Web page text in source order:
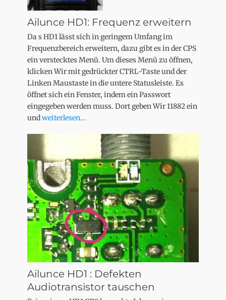
Ailunce HD1: Frequenz erweitern
Da s HD1 lässt sich in geringem Umfang im
Frequenzbereich erweitern, dazu gibt es in der CPS
ein verstecktes Menü. Um dieses Menü zu öffnen,
klicken Wir mit gedrückter CTRL-Taste und der
Linken Maustaste in die untere Statusleiste. Es
öffnet sich ein Fenster, indem ein Passwort
eingegeben werden muss. Dort geben Wir 11882 ein
undweiterlesen...
Ailunce HD1 : Defekten
Audiotransistor tauschen